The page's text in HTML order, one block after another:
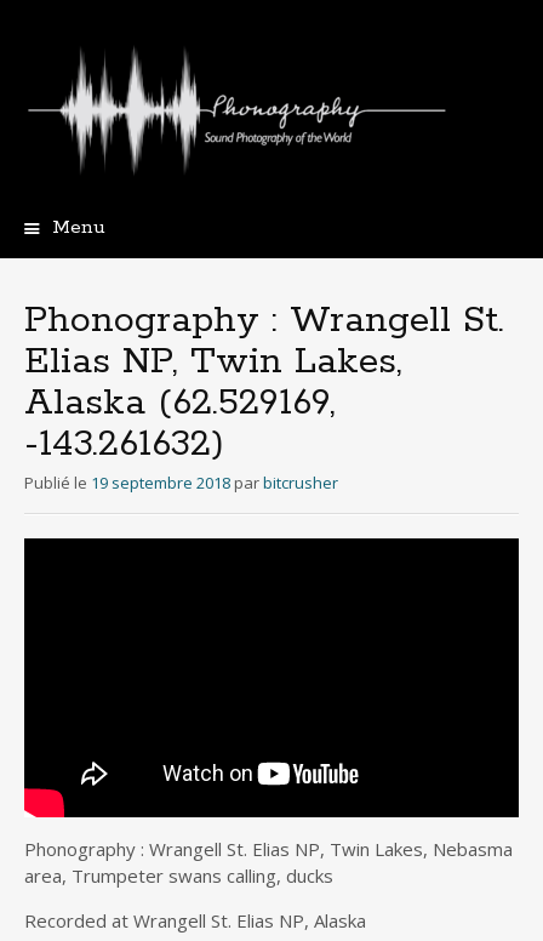
Menu
principal
Phonography : Wrangell St.
Elias NP, Twin Lakes,
Alaska (62.529169,
-143.261632)
Publié le 19 septembre 2018 parbitcrusher
Phonography : Wrangell St. Elias NP, Twin Lakes, Nebasma
area, Trumpeter swans calling, ducks
Recorded at Wrangell St. Elias NP, Alaska